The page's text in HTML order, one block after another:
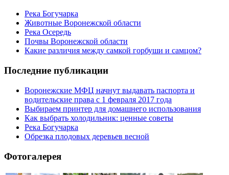
Река Богучарка
Животные Воронежской области
Река Осередь
Почвы Воронежской области
Какие различия между самкой горбуши и самцом?
Последние публикации
Воронежские МФЦ начнут выдавать паспорта и
водительские права с 1 февраля 2017 года
Выбираем принтер для домашнего использования
Как выбрать холодильник: ценные советы
Река Богучарка
Обрезка плодовых деревьев весной
Фотогалерея